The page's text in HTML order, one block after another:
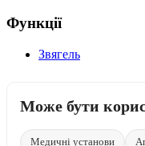
Функції
Звягель
Може бути
Медичні установи